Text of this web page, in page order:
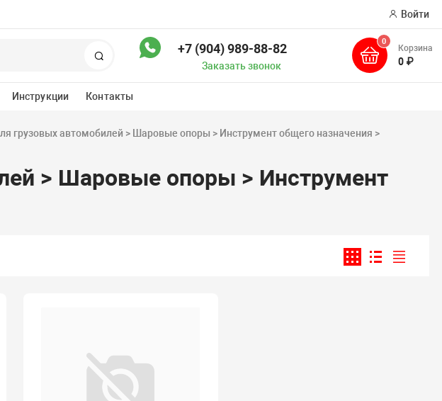
Войти
Поиск +7 (904) 989-88-82
Заказать звонок
0
Корзина
0 ₽
Инструкции Контакты
грузовых автомобилей > Шаровые опоры > Инструмент общего назначения >
> Шаровые опоры > Инструмент